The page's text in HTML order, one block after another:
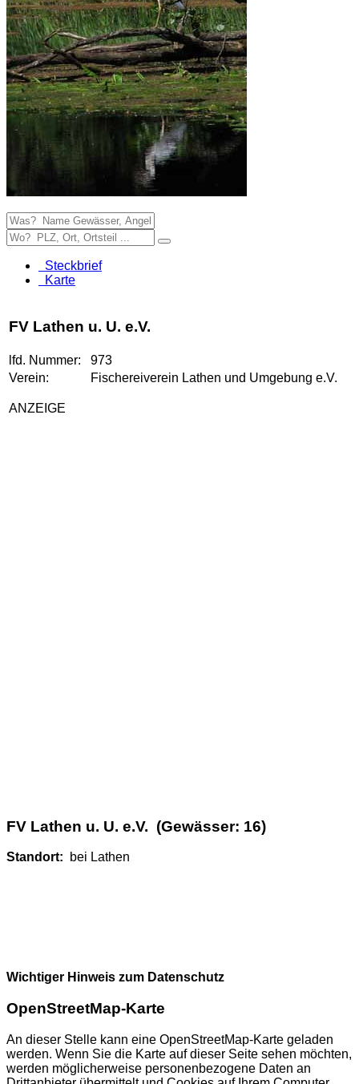
Steckbrief
Karte
FV Lathen u. U. e.V.
lfd. Nummer:
973
Verein:
Fischereiverein Lathen und Umgebung e.V.
ANZEIGE
FV Lathen u. U. e.V. (Gewässer: 16)
Standort: bei Lathen
Wichtiger Hinweis zum Datenschutz
OpenStreetMap-Karte
An dieser Stelle kann eine OpenStreetMap-Karte geladen
werden. Wenn Sie die Karte auf dieser Seite sehen möchten,
werden möglicherweise personenbezogene Daten an